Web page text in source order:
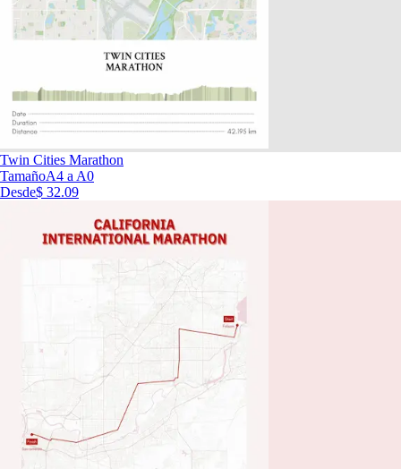
Twin Cities Marathon
TamañoA4 a A0
Desde$ 32.09